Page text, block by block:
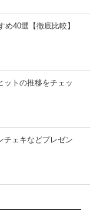
40選【徹底比較】
ットの推移をチェッ
チェキなどプレゼン